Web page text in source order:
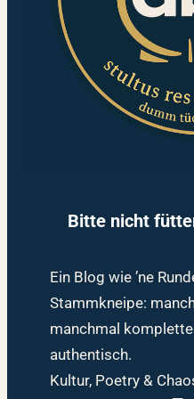
Bitte nicht
Ein Blog wie ’ne
Stammkneipe:
manchmal
authentisch.
Kultur, Poetry &